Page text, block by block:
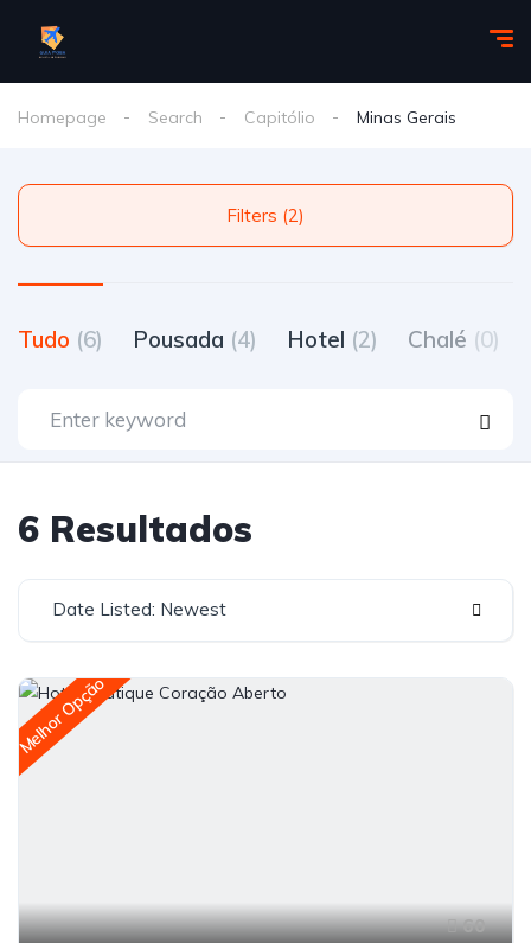
Homepage Search Capitólio Minas Gerais
Filters (2)
Tudo (6) Pousada (4) Hotel (2) Chalé (0)
6 Resultados
Date Listed: Newest
Melhor Opção
60